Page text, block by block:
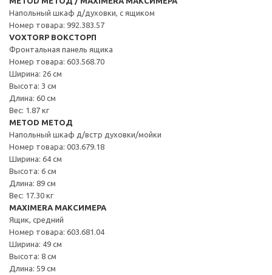
Напольный шкаф д/духовки, с ящиком
Номер товара: 992.383.57
VOXTORP ВОКСТОРП
Фронтальная панель ящика
Номер товара: 603.568.70
Ширина: 26 см
Высота: 3 см
Длина: 60 см
Вес: 1.87 кг
METOD МЕТОД
Напольный шкаф д/встр духовки/мойки
Номер товара: 003.679.18
Ширина: 64 см
Высота: 6 см
Длина: 89 см
Вес: 17.30 кг
MAXIMERA МАКСИМЕРА
Ящик, средний
Номер товара: 603.681.04
Ширина: 49 см
Высота: 8 см
Длина: 59 см